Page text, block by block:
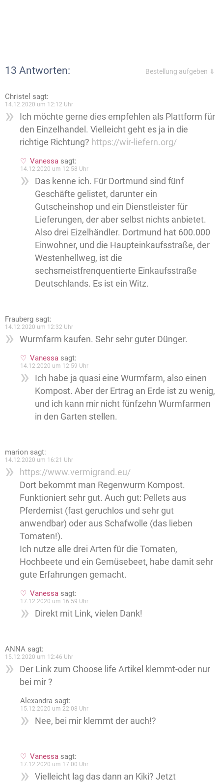
13 Antworten: Bestellung aufgeben ⇓
Christel sagt:
14.12.2020 um 12:12 Uhr
Ich möchte gerne dies empfehlen als Plattform für
den Einzelhandel. Vielleicht geht es ja in die
richtige Richtung? https://wir-liefern.org/
Vanessa sagt:
14.12.2020 um 12:58 Uhr
Das kenne ich. Für Dortmund sind fünf
Geschäfte gelistet, darunter ein
Gutscheinshop und ein Dienstleister für
Lieferungen, der aber selbst nichts anbietet.
Also drei Eizelhändler. Dortmund hat 600.000
Einwohner, und die Haupteinkaufsstraße, der
Westenhellweg, ist die
sechsmeistfrenquentierte Einkaufsstraße
Deutschlands. Es ist ein Witz.
Frauberg sagt:
14.12.2020 um 12:32 Uhr
Wurmfarm kaufen. Sehr sehr guter Dünger.
Vanessa sagt:
14.12.2020 um 12:59 Uhr
Ich habe ja quasi eine Wurmfarm, also einen
Kompost. Aber der Ertrag an Erde ist zu wenig,
und ich kann mir nicht fünfzehn Wurmfarmen
in den Garten stellen.
marion sagt:
14.12.2020 um 16:21 Uhr
https://www.vermigrand.eu/
Dort bekommt man Regenwurm Kompost.
Funktioniert sehr gut. Auch gut: Pellets aus
Pferdemist (fast geruchlos und sehr gut
anwendbar) oder aus Schafwolle (das lieben
Tomaten!).
Ich nutze alle drei Arten für die Tomaten,
Hochbeete und ein Gemüsebeet, habe damit sehr
gute Erfahrungen gemacht.
Vanessa sagt:
17.12.2020 um 16:59 Uhr
Direkt mit Link, vielen Dank!
ANNA sagt:
15.12.2020 um 12:46 Uhr
Der Link zum Choose life Artikel klemmt-oder nur
bei mir ?
Alexandra sagt:
15.12.2020 um 22:08 Uhr
Nee, bei mir klemmt der auch!?
Vanessa sagt:
17.12.2020 um 17:00 Uhr
Vielleicht lag das dann an Kiki? Jetzt